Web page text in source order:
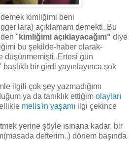
kimliğimi beni
açıklamam demekti..Bu
" kimliğimi açıklayacağım" diye
bu şekilde-haber olarak-
düşünmemişti..Ertesi gün
başlıklı bir girdi yayınlayınca şok
ilgili çok şey yazmadığımı
ya da tanıklık ettiğim olayları
melis'in yaşamı ilgi çekince
yerine şöyle ısınana kadar, bir
defterim..) dönem başında